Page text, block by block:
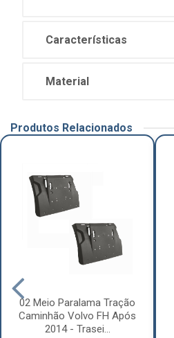
Características
Material
Produtos Relacionados
02 Meio Paralama Tração
Caminhão Volvo FH Após
2014 - Trasei...